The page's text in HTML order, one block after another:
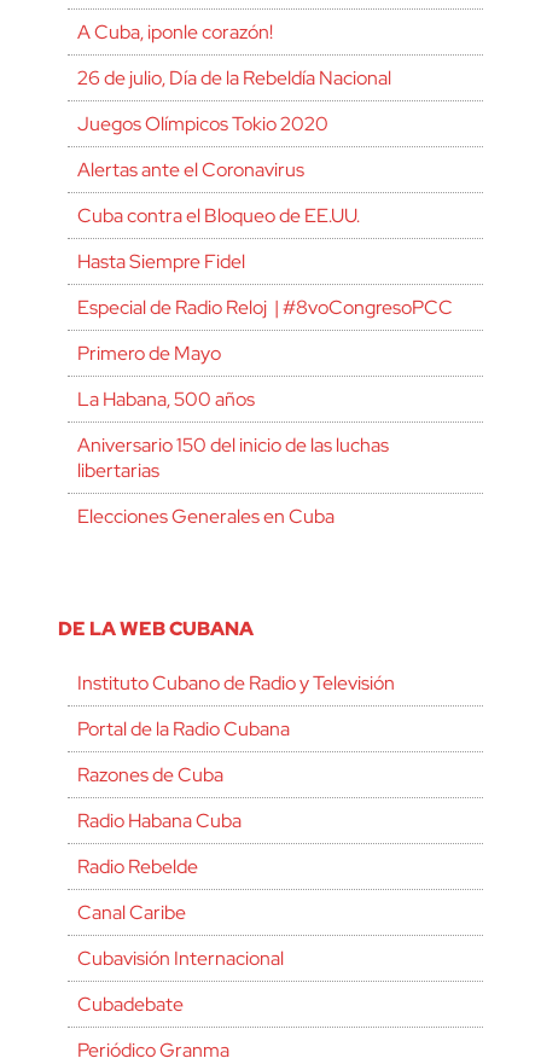
A Cuba, ¡ponle corazón!
26 de julio, Día de la Rebeldía Nacional
Juegos Olímpicos Tokio 2020
Alertas ante el Coronavirus
Cuba contra el Bloqueo de EE.UU.
Hasta Siempre Fidel
Especial de Radio Reloj | #8voCongresoPCC
Primero de Mayo
La Habana, 500 años
Aniversario 150 del inicio de las luchas
libertarias
Elecciones Generales en Cuba
DE LA WEB CUBANA
Instituto Cubano de Radio y Televisión
Portal de la Radio Cubana
Razones de Cuba
Radio Habana Cuba
Radio Rebelde
Canal Caribe
Cubavisión Internacional
Cubadebate
Periódico Granma